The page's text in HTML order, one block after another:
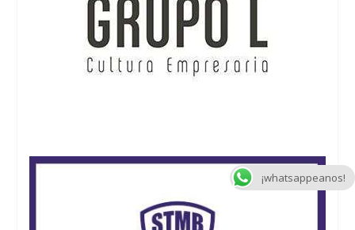
¡whatsappeanos!